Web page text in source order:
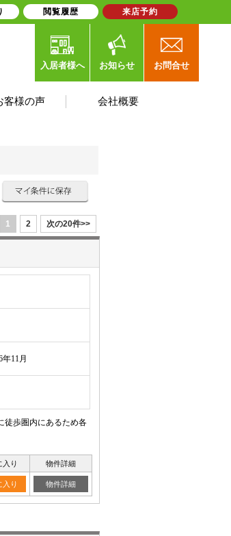
入居者様へ お知らせ お問合せ
客様の声 会社概要
1 2 次の20件>>
年11月
徒歩圏内にあるため各
入り 物件詳細
入り 物件詳細
閲覧履歴 来店予約